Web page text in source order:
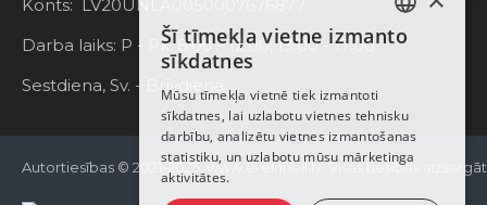
Konts: LV20UNLA0050007676877
Darba laiks: P - Pk. 8:00 - 12:00; 13:00 - 17:00
Sestdiena, Sv. - Brīvdiena
Autortiesības © 2021-2025, www.e-einhell.lv, Visas tiesības
LATVIAN
ENGLISH
Šī tīmekļa vietne izmanto
sīkdatnes
Mūsu tīmekļa vietnē tiek izmantoti
sīkdatnes, lai uzlabotu vietnes tehnisku
darbību, analizētu vietnes izmantošanas
statistiku, un uzlabotu mūsu mārketinga
aktivitātes.